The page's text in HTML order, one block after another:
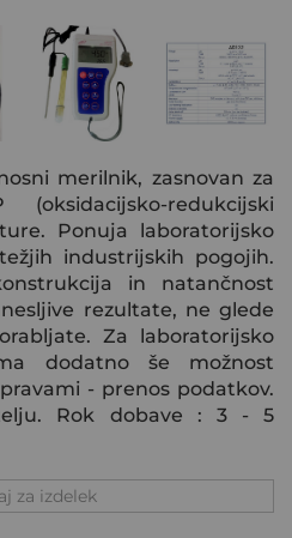
merilnik, zasnovan za
redukcijski
Ponuja laboratorijsko
industrijskih pogojih.
in natančnost
rezultate, ne glede
Za laboratorijsko
dodatno še možnost
- prenos podatkov.
Rok dobave : 3 - 5
za izdelek